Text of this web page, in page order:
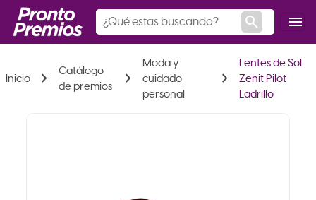
search menu
Inicio chevron_right
Catálogo
de premios
chevron_right
Moda y
cuidado
personal
chevron_right
Lentes de Sol
Zenit Pilot
Ladrillo